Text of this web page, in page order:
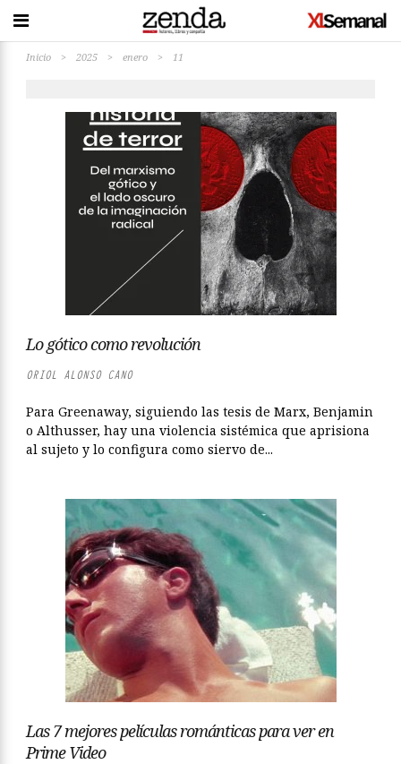
Inicio > 2025 > enero > 11
Lo gótico como revolución
ORIOL ALONSO CANO
Para Greenaway, siguiendo las tesis de Marx, Benjamin
o Althusser, hay una violencia sistémica que aprisiona
al sujeto y lo configura como siervo de...
Las 7 mejores películas románticas para ver en
Prime Video